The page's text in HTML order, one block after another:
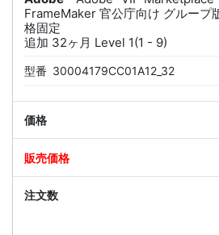
FrameMaker 官公庁向け グループ
格固定
追加 32ヶ月 Level 1(1 - 9)
型番 30004179CC01A12_32